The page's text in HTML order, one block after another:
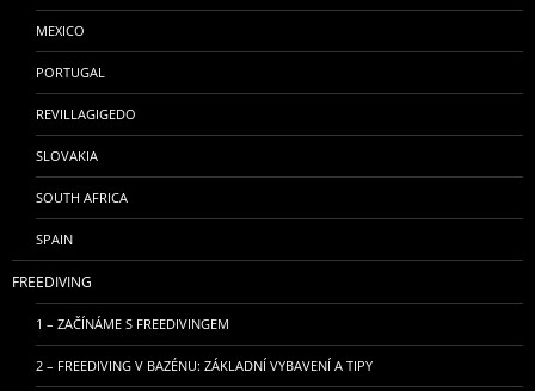
MEXICO
PORTUGAL
REVILLAGIGEDO
SLOVAKIA
SOUTH AFRICA
SPAIN
FREEDIVING
1 – ZAČÍNÁME S FREEDIVINGEM
2 – FREEDIVING V BAZÉNU: ZÁKLADNÍ VYBAVENÍ A TIPY